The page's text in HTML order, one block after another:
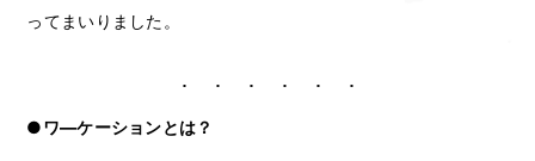
ってまいりました。
●ワ―ケーションとは？